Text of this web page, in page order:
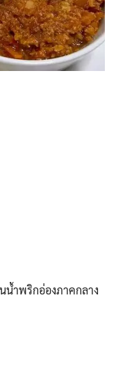
น้ำพริกอ่องภาคกลาง